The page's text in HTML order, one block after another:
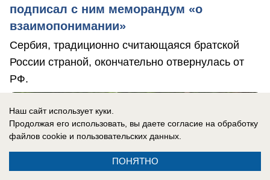
подписал с ним меморандум «о
взаимопонимании»
Сербия, традиционно считающаяся братской
России страной, окончательно отвернулась от
РФ.
Наш сайт использует куки.
Продолжая его использовать, вы даете согласие на обработку
файлов cookie и пользовательских данных.
ПОНЯТНО